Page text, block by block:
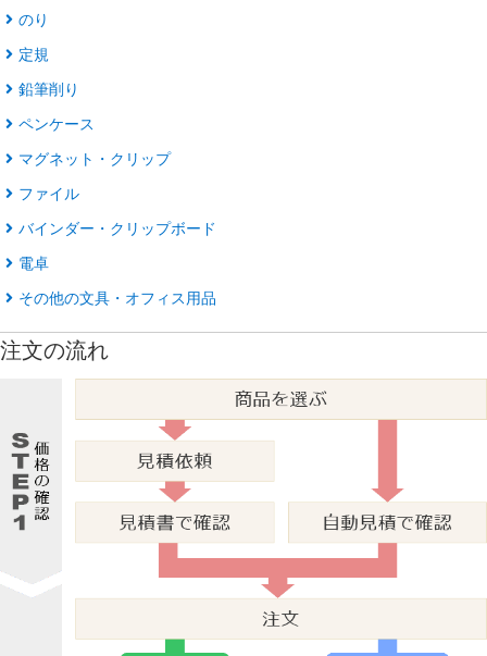
のり
定規
鉛筆削り
ペンケース
マグネット・クリップ
ファイル
バインダー・クリップボード
電卓
その他の文具・オフィス用品
注文の流れ